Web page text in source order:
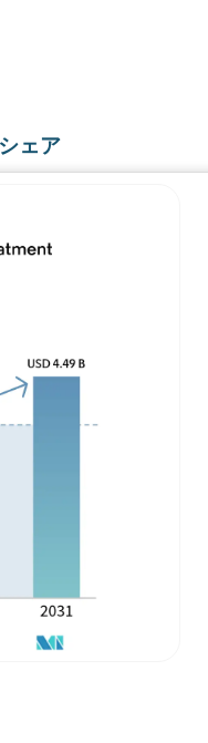
ェア
Intelligence。再利用にはCC